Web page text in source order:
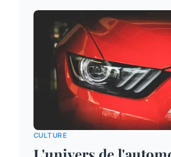
CULTURE